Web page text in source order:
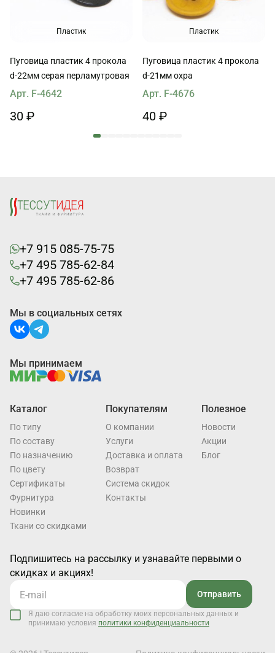
Пластик
Пуговица пластик 4 прокола
d-22мм серая перламутровая
Арт. F-4642
30 ₽
Пластик
Пуговица пластик 4 прокола
d-21мм охра
Арт. F-4676
40 ₽
+7 915 085-75-75
+7 495 785-62-84
+7 495 785-62-86
Каталог
По типу
По составу
По назначению
По цвету
Cертификаты
Фурнитура
Новинки
Ткани со скидками
Покупателям
О компании
Услуги
Доставка и оплата
Возврат
Система скидок
Контакты
Полезное
Новости
Акции
Блог
Подпишитесь на рассылку и узнавайте первыми о
скидках и акциях!
Отправить
Я даю согласие на обработку моих персональных данных и
принимаю условия политики конфиденциальности
Мы в социальных сетях
Мы принимаем